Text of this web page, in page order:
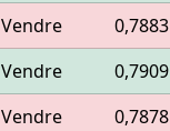
Vendre 0,7883
Vendre 0,7909
Vendre 0,7878